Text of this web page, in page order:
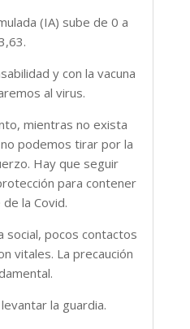
(IA) sube de 0 a
y con la vacuna
al virus.
mientras no exista
podemos tirar por la
Hay que seguir
para contener
la Covid.
social, pocos contactos
vitales. La precaución
la guardia.